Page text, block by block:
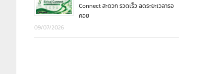
Connect สะดวก รวดเร็ว ลดระยะเวลารอ
คอย
09/07/2026